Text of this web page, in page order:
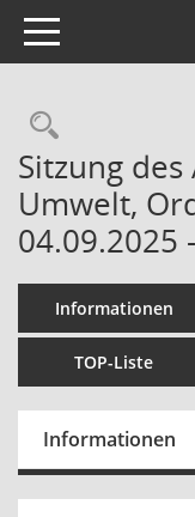
Toggle navigation
Sitzung
Umwelt,
04.09.2025
Informationen
TOP-Liste
Informationen